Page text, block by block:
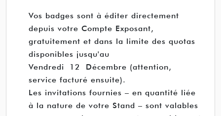
Vos badges sont à éditer directement
depuis votre Compte Exposant,
gratuitement et dans la limite des quotas
disponibles jusqu'au
Vendredi 12 Décembre (attention,
service facturé ensuite).
Les invitations fournies – en quantité liée
à la nature de votre Stand – sont valables